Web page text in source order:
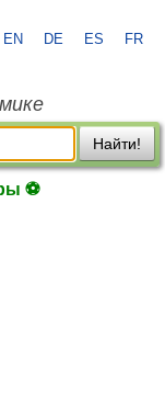
EN DE ES FR
Найти!
⚽